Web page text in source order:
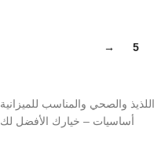
5
→
والصحي والمناسب للميزانية
أساسيات – خيارك الأفضل لك